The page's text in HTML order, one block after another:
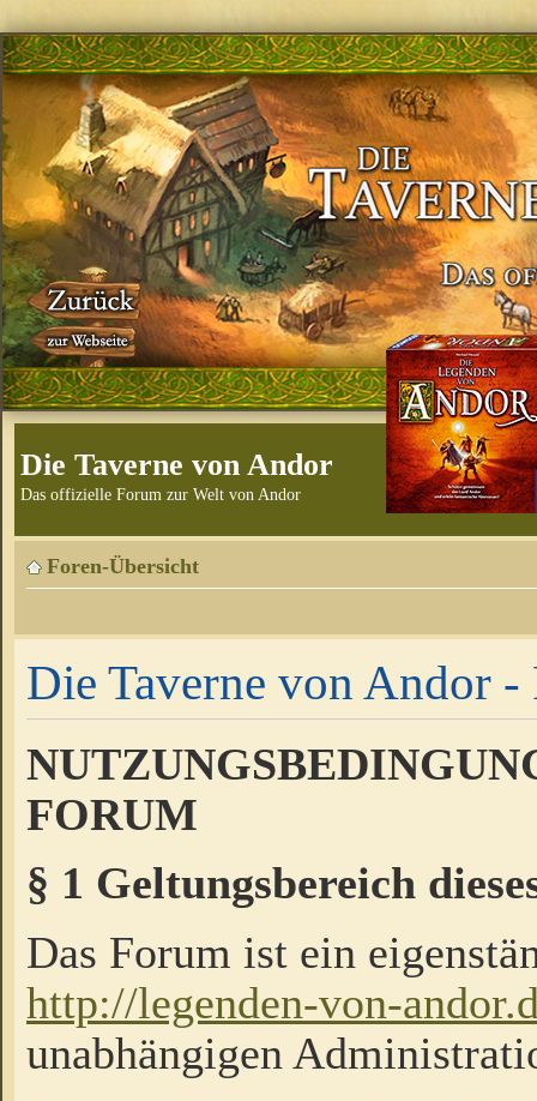
Die Taverne von Andor
Das offizielle Forum zur Welt von Andor
Foren-Übersicht
Die Taverne von Andor -
FORUM
§ 1 Geltungsbereich
Das Forum ist ein
http://legenden-von-
unabhängigen